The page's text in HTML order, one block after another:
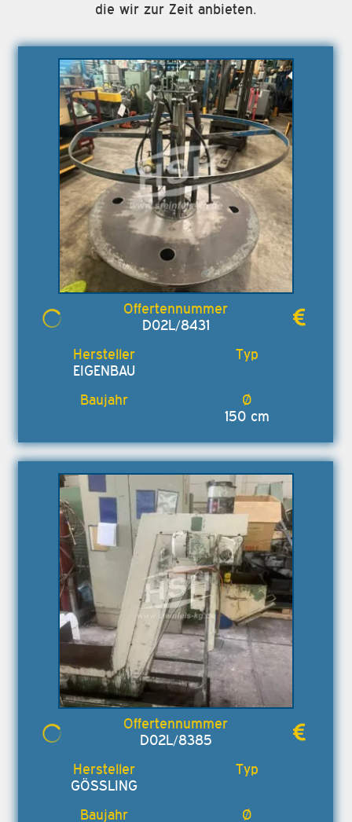
die wir zur Zeit anbieten.
D02L/8431
EIGENBAU
150 cm
D02L/8385
GÖSSLING